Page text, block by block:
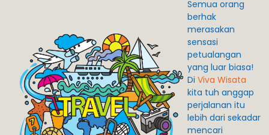
Semua orang
berhak
merasakan
sensasi
petualangan
yang luar biasa!
Di Viva Wisata
kita tuh anggap
perjalanan itu
lebih dari sekadar
mencari